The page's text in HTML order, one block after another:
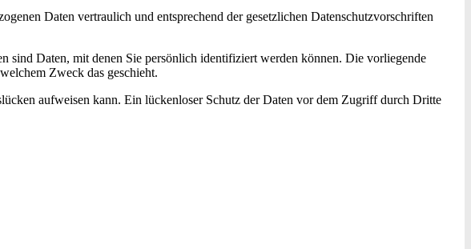
Daten vertraulich und entsprechend der gesetzlichen Datenschutzvorschriften
sind Daten, mit denen Sie persönlich identifiziert werden können. Die vorliegende
Zweck das geschieht.
aufweisen kann. Ein lückenloser Schutz der Daten vor dem Zugriff durch Dritte